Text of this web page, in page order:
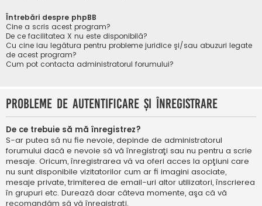
Întrebări despre phpBB
Cine a scris acest program?
De ce facilitatea X nu este disponibilă?
Cu cine iau legătura pentru probleme juridice şi/sau abuzuri legate
de acest program?
Cum pot contacta administratorul forumului?
Probleme de autentificare şi înregistrare
De ce trebuie să mă înregistrez?
S-ar putea să nu fie nevoie, depinde de administratorul
forumului dacă e nevoie să vă înregistraţi sau nu pentru a scrie
mesaje. Oricum, înregistrarea vă va oferi acces la opţiuni care
nu sunt disponibile vizitatorilor cum ar fi imagini asociate,
mesaje private, trimiterea de email-uri altor utilizatori, înscrierea
în grupuri etc. Durează doar câteva momente, aşa că vă
recomandăm să vă înregistraţi.